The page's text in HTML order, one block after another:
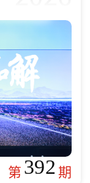
第392期